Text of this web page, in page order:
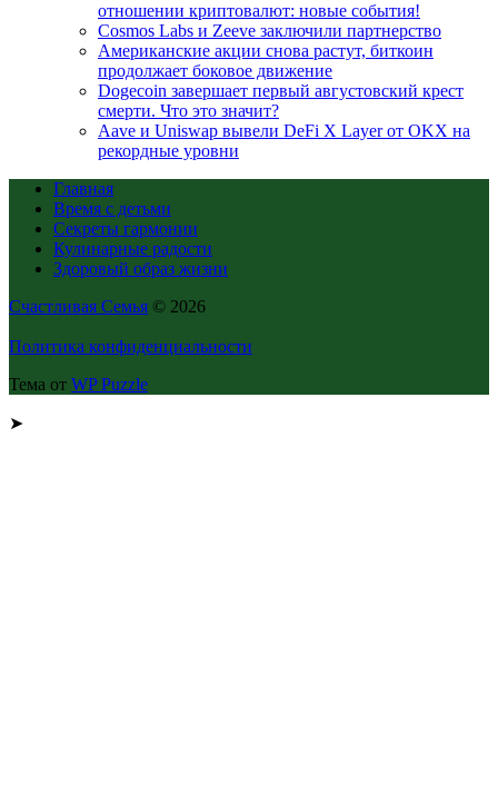
отношении криптовалют: новые события!
Cosmos Labs и Zeeve заключили партнерство
Американские акции снова растут, биткоин
продолжает боковое движение
Dogecoin завершает первый августовский крест
смерти. Что это значит?
Aave и Uniswap вывели DeFi X Layer от OKX на
рекордные уровни
Главная
Время с детьми
Секреты гармонии
Кулинарные радости
Здоровый образ жизни
Счастливая Семья © 2026
Политика конфиденциальности
Тема от WP Puzzle
➤